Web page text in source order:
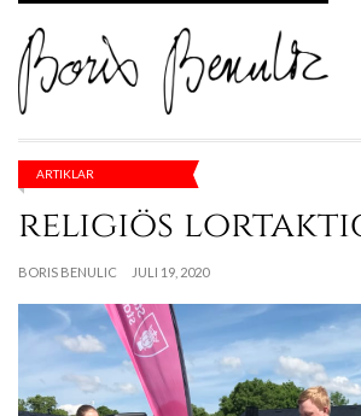
ARTIKLAR
religiös
BORIS BENULIC JULI 19, 2020